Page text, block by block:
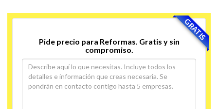
GRATIS
Pide precio para Reformas. Gratis y sin
compromiso.